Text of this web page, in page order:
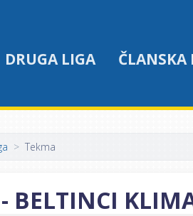
DRUGA LIGA ČLANSKA
Tekma
BELTINCI